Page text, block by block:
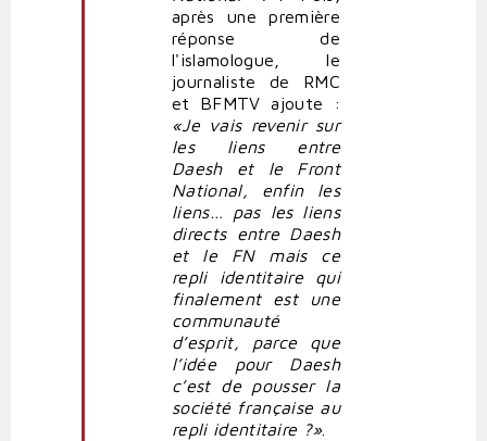
après une première
réponse de
l'islamologue, le
journaliste de RMC
et BFMTV ajoute :
«Je vais revenir sur
les liens entre
Daesh et le Front
National, enfin les
liens… pas les liens
directs entre Daesh
et le FN mais ce
repli identitaire qui
finalement est une
communauté
d’esprit, parce que
l’idée pour Daesh
c’est de pousser la
société française au
repli identitaire ?».